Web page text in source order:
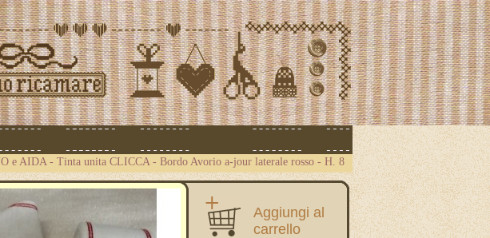
e AIDA- Tinta unita CLICCA- Bordo Avorio a-jour laterale rosso - H. 8
Aggiungi al
carrello